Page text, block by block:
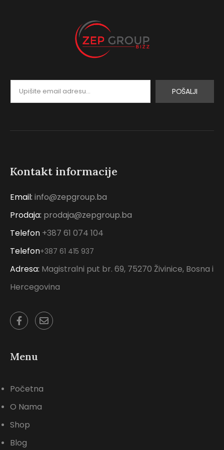
POŠALJI
Kontakt informacije
Email: info@zepgroup.ba
Prodaja: prodaja@zepgroup.ba
Telefon +387 61 074 104
Telefon+387 61 415 937
Adresa: Magistralni put br. 69, 75270 Živinice, Bosna i
Hercegovina
Menu
Početna
O Nama
Shop
Blog